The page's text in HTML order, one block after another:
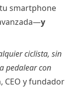
smartphone
y
ciclista, sin
pedalear con
CEO y fundador